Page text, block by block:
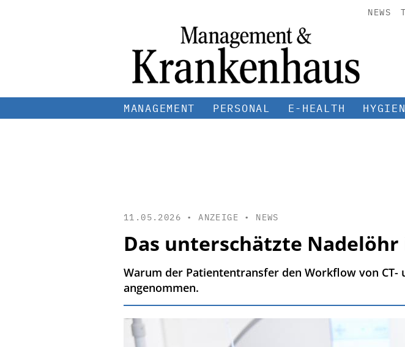
NEWS
MANAGEMENT PERSONAL E-HEALTH
11.05.2026 • ANZEIGE • NEWS
Das unterschätzte
Warum der Patiententransfer den Workflow von
angenommen.